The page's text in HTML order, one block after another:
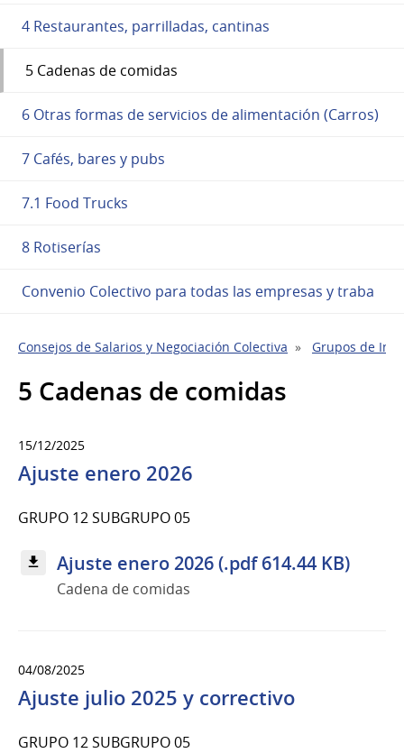
4 Restaurantes, parrilladas, cantinas
5 Cadenas de comidas
6 Otras formas de servicios de alimentación (Carros)
7 Cafés, bares y pubs
7.1 Food Trucks
8 Rotiserías
Convenio Colectivo para todas las empresas y traba
Consejos de Salarios y Negociación Colectiva Grupos de
5 Cadenas de comidas
15/12/2025
Ajuste enero 2026
GRUPO 12 SUBGRUPO 05
Ajuste enero 2026 (.pdf 614.44 KB)
Cadena de comidas
04/08/2025
Ajuste julio 2025 y correctivo
GRUPO 12 SUBGRUPO 05